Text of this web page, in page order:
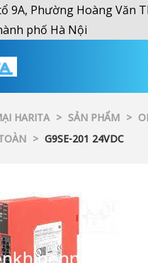
9A, Phường Hoàng Văn
phố Hà Nội
HARITA > SẢN PHẨM >
> G9SE-201 24VDC